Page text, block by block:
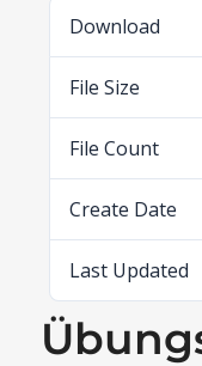
Download
File Size
File Count
Create Date
Last Updated